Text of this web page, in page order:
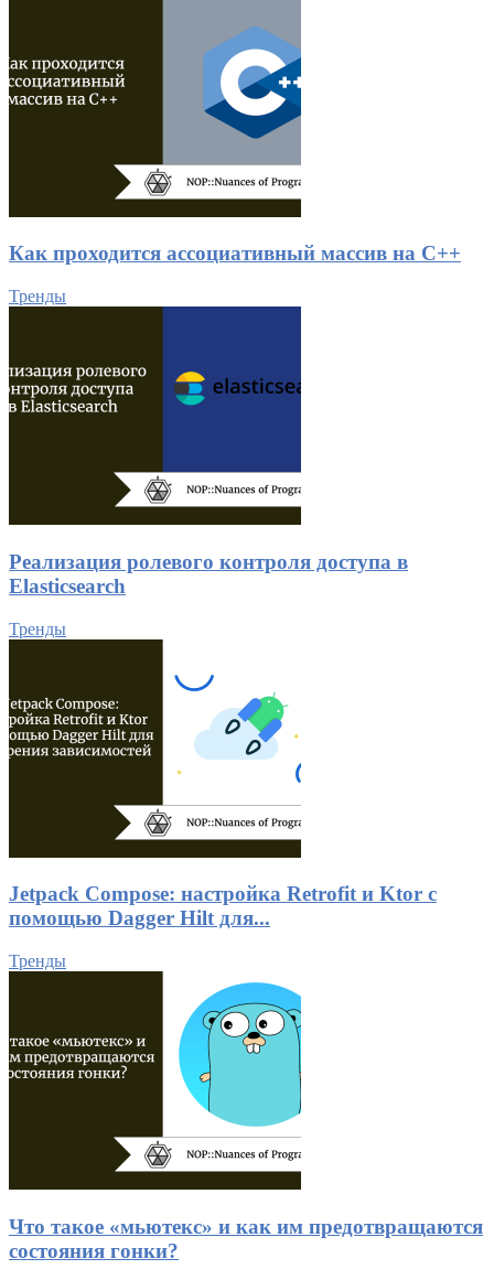
Как проходится ассоциативный массив на C++
Тренды
Реализация ролевого контроля доступа в
Elasticsearch
Тренды
Jetpack Compose: настройка Retrofit и Ktor с
помощью Dagger Hilt для...
Тренды
Что такое «мьютекс» и как им предотвращаются
состояния гонки?